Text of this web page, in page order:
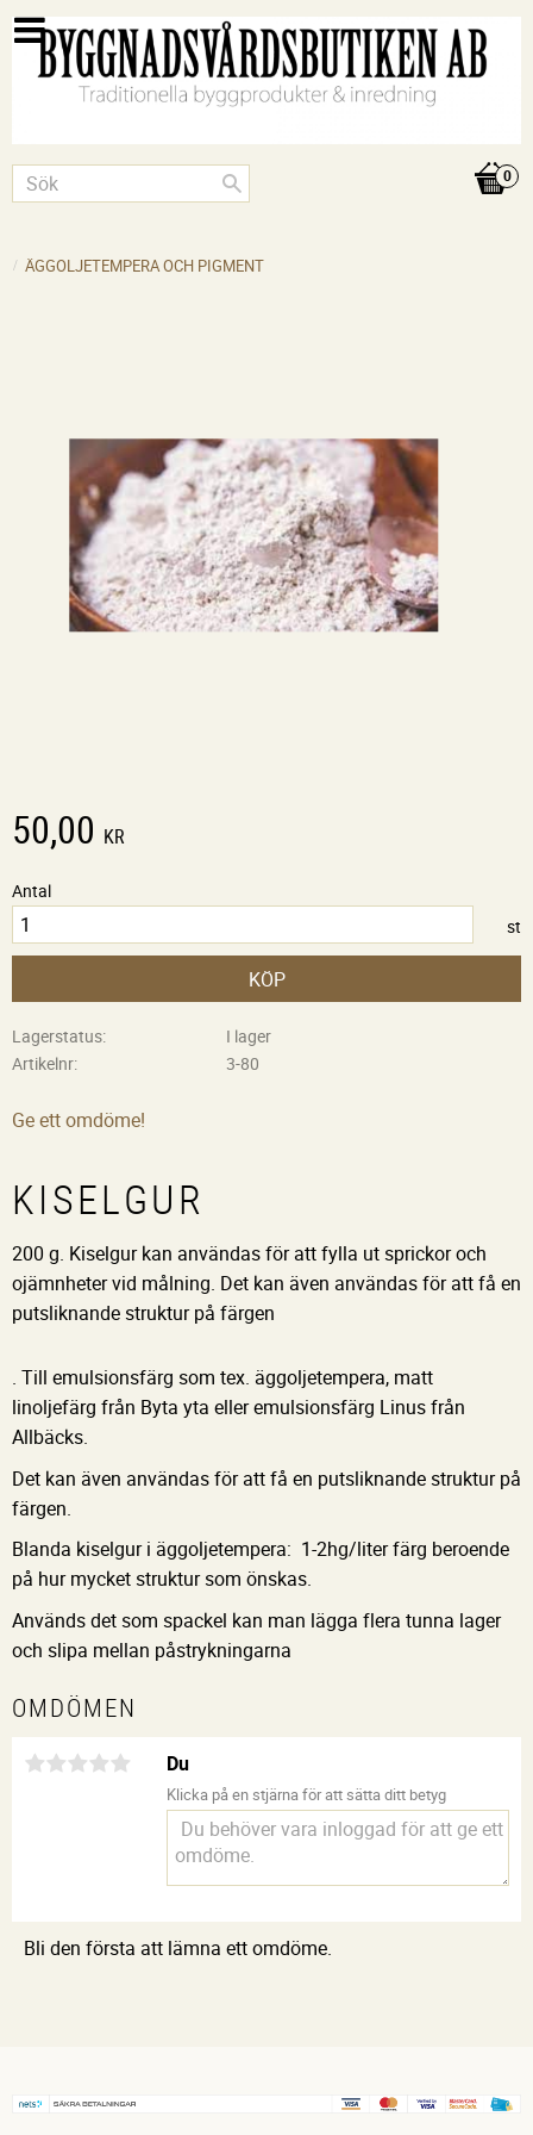
ÄGGOLJETEMPERA OCH PIGMENT
50,00 KR
Antal
st
KÖP
Lagerstatus
I lager
Artikelnr
3-80
Ge ett omdöme!
KISELGUR
200 g. Kiselgur kan användas för att fylla ut sprickor och
ojämnheter vid målning. Det kan även användas för att få en
putsliknande struktur på färgen
. Till emulsionsfärg som tex. äggoljetempera, matt
linoljefärg från Byta yta eller emulsionsfärg Linus från
Allbäcks.
Det kan även användas för att få en putsliknande struktur på
färgen.
Blanda kiselgur i äggoljetempera: 1-2hg/liter färg beroende
på hur mycket struktur som önskas.
Används det som spackel kan man lägga flera tunna lager
och slipa mellan påstrykningarna
OMDÖMEN
Du
Klicka på en stjärna för att sätta ditt betyg
Bli den första att lämna ett omdöme.